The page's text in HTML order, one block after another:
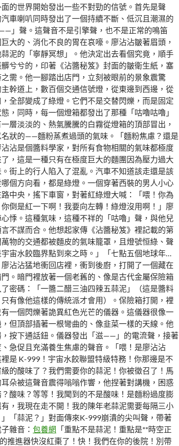
的世界開始發出一些不對勁的信號。首先是聲
車喇叭同時發出了一個持續不斷、低沉且潮濕的
」聲。這聲音不是引擎聲，也不是正常的鳴笛
大的、消化不良的胃在哀嚎。廖沾沾皺著眉頭，
泥的「寧靜冥想」。他決定出去看個究竟，順手
兮兮的，印著《沾醬秘笈》封面的皺衛生紙，塞
需。他一腳踏出店門，立刻被眼前的景象震驚
幹道上，數百個交通信號燈，從東邊到西邊，從
全部變成了綠燈。它們不是交替閃爍，而是固定
，同時，每一個燈箱都發出了那種「咕嚕咕嚕」
層淡淡的、熱氣騰騰的白霧從燈箱的頂部冒出，
狀的——麵粉蒸煮過頭的氣味。「麵粉焦慮？還是
沾是個醬料學家，對所有食物相關的氣味都極度
，這是一種只有在極度巨大的麵團因為壓力過大
街上的行人陷入了混亂。汽車不知道該走還是該
個方向看，都是綠燈。一個穿著西裝的男人小心
中央，搖下車窗，對著紅綠燈大喊：「喂！你為
倒是紅一下啊！我要向左轉！綠燈沒用啊！」廖
悸。這種氣味，這種不祥的「咕嚕」聲，與他兒
不謀而合。他想起家傳《沾醬秘笈》裡記載的第
物的交通都被麵皮的氣味籠罩，且燈號恒綠、聲
宙水餃臨界點到來之時。」「七點五個地球年…
沾沾猛地衝回店裡，衝到後廚，打開了一個藏在
。暗門裡放著一個老舊的、像是古代金屬保險箱
密碼：「一醬二醋三油四辣五蒜泥」（這是醬料
有像他這樣的傳統派才會用）。保險箱打開，裡
一個閃爍著詭異紅色光芒的儀器。這儀器很像一
但頂部插著一根彎曲的、像韭菜一樣的天線。他
按下通話鈕。儀器發出「滋——」的電流聲，接著
急促且充滿養生焦慮的聲音。「喂！是廖沾沾
是 K-999！宇宙水餃聯盟特級特務！你那邊是不
的酸味了？我們需要你的蒜泥！你被徵召了！馬
耳朵被這聲音震得嗡嗡作響，他捏著對講機，困惑
酸味？等等！我聞到的不是酸味！是麵粉過度膨
，我現在走不開！我的陳年老蒜泥需要每隔三小
「蒜泥？」對面傳來K-999崩潰的尖叫聲，帶著
雜音： 包養網 「重點不是蒜泥！重點是**時空正
推進器快沒紅棗了！快！我們在你的後院！別帶